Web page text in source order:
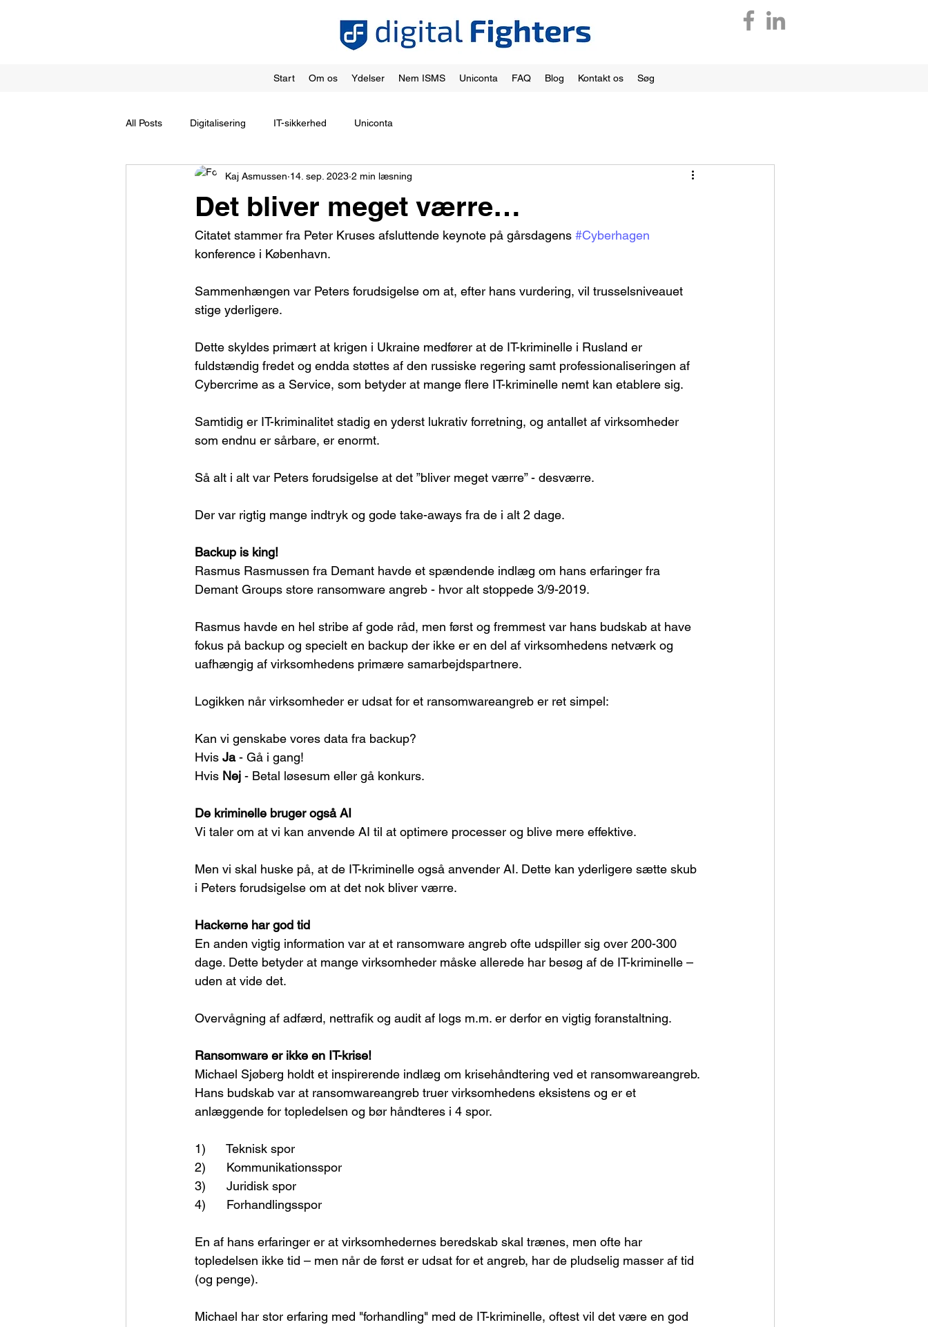
Start Om os Ydelser Nem ISMS Uniconta FAQ Blog Kontakt os Søg
All Posts Digitalisering IT-sikkerhed Uniconta
Det bliver meget værre…
Kaj Asmussen 14. sep. 2023 2 min læsning
Citatet stammer fra Peter Kruses afsluttende keynote på gårsdagens #Cyberhagen
konference i København.
Sammenhængen var Peters forudsigelse om at, efter hans vurdering, vil trusselsniveauet
stige yderligere.
Dette skyldes primært at krigen i Ukraine medfører at de IT-kriminelle i Rusland er
fuldstændig fredet og endda støttes af den russiske regering samt professionaliseringen af
Cybercrime as a Service, som betyder at mange flere IT-kriminelle nemt kan etablere sig.
Samtidig er IT-kriminalitet stadig en yderst lukrativ forretning, og antallet af virksomheder
som endnu er sårbare, er enormt.
Så alt i alt var Peters forudsigelse at det ”bliver meget værre” - desværre.
Der var rigtig mange indtryk og gode take-aways fra de i alt 2 dage.
Backup is king!
Rasmus Rasmussen fra Demant havde et spændende indlæg om hans erfaringer fra
Demant Groups store ransomware angreb - hvor alt stoppede 3/9-2019.
Rasmus havde en hel stribe af gode råd, men først og fremmest var hans budskab at have
fokus på backup og specielt en backup der ikke er en del af virksomhedens netværk og
uafhængig af virksomhedens primære samarbejdspartnere.
Logikken når virksomheder er udsat for et ransomwareangreb er ret simpel:
Kan vi genskabe vores data fra backup?
Hvis Ja - Gå i gang!
Hvis Nej - Betal løsesum eller gå konkurs.
De kriminelle bruger også AI
Vi taler om at vi kan anvende AI til at optimere processer og blive mere effektive.
Men vi skal huske på, at de IT-kriminelle også anvender AI. Dette kan yderligere sætte skub
i Peters forudsigelse om at det nok bliver værre.
Hackerne har god tid
En anden vigtig information var at et ransomware angreb ofte udspiller sig over 200-300
dage. Dette betyder at mange virksomheder måske allerede har besøg af de IT-kriminelle –
uden at vide det.
Overvågning af adfærd, nettrafik og audit af logs m.m. er derfor en vigtig foranstaltning.
Ransomware er ikke en IT-krise!
Michael Sjøberg holdt et inspirerende indlæg om krisehåndtering ved et ransomwareangreb.
Hans budskab var at ransomwareangreb truer virksomhedens eksistens og er et
anlæggende for topledelsen og bør håndteres i 4 spor.
1)      Teknisk spor
2)      Kommunikationsspor
3)      Juridisk spor
4)      Forhandlingsspor
En af hans erfaringer er at virksomhedernes beredskab skal trænes, men ofte har
topledelsen ikke tid – men når de først er udsat for et angreb, har de pludselig masser af tid
(og penge).
Michael har stor erfaring med "forhandling" med de IT-kriminelle, oftest vil det være en god